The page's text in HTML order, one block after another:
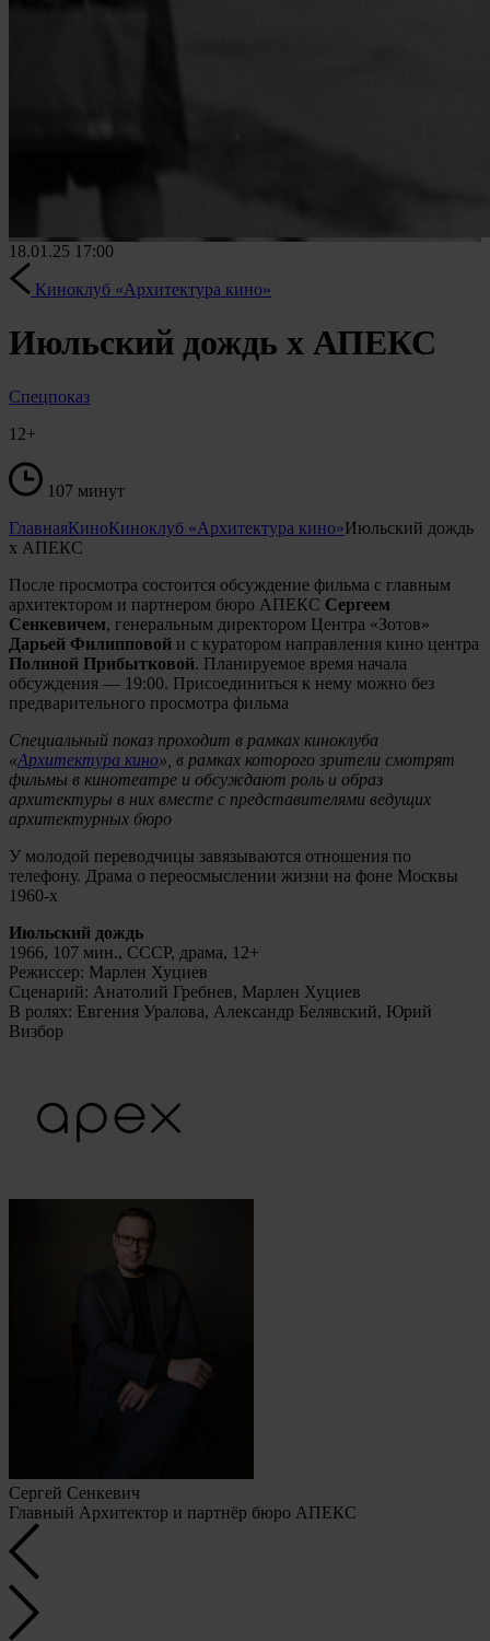
18.01.25 17:00
Киноклуб «Архитектура кино»
Июльский дождь х АПЕКС
Спецпоказ
12+
107 минут
ГлавнаяКиноКиноклуб «Архитектура кино»Июльский дождь
х АПЕКС
После просмотра состоится обсуждение фильма с главным
архитектором и партнером бюро АПЕКС Сергеем
Сенкевичем, генеральным директором Центра «Зотов»
Дарьей Филипповой и с куратором направления кино центра
Полиной Прибытковой. Планируемое время начала
обсуждения — 19:00. Присоединиться к нему можно без
предварительного просмотра фильма
Специальный показ проходит в рамках киноклуба
«Архитектура кино», в рамках которого зрители смотрят
фильмы в кинотеатре и обсуждают роль и образ
архитектуры в них вместе с представителями ведущих
архитектурных бюро
У молодой переводчицы завязываются отношения по
телефону. Драма о переосмыслении жизни на фоне Москвы
1960-х
Июльский дождь
1966, 107 мин., СССР, драма, 12+
Режиссер: Марлен Хуциев
Сценарий: Анатолий Гребнев, Марлен Хуциев
В ролях: Евгения Уралова, Александр Белявский, Юрий
Визбор
Сергей Сенкевич
Главный Архитектор и партнёр бюро АПЕКС